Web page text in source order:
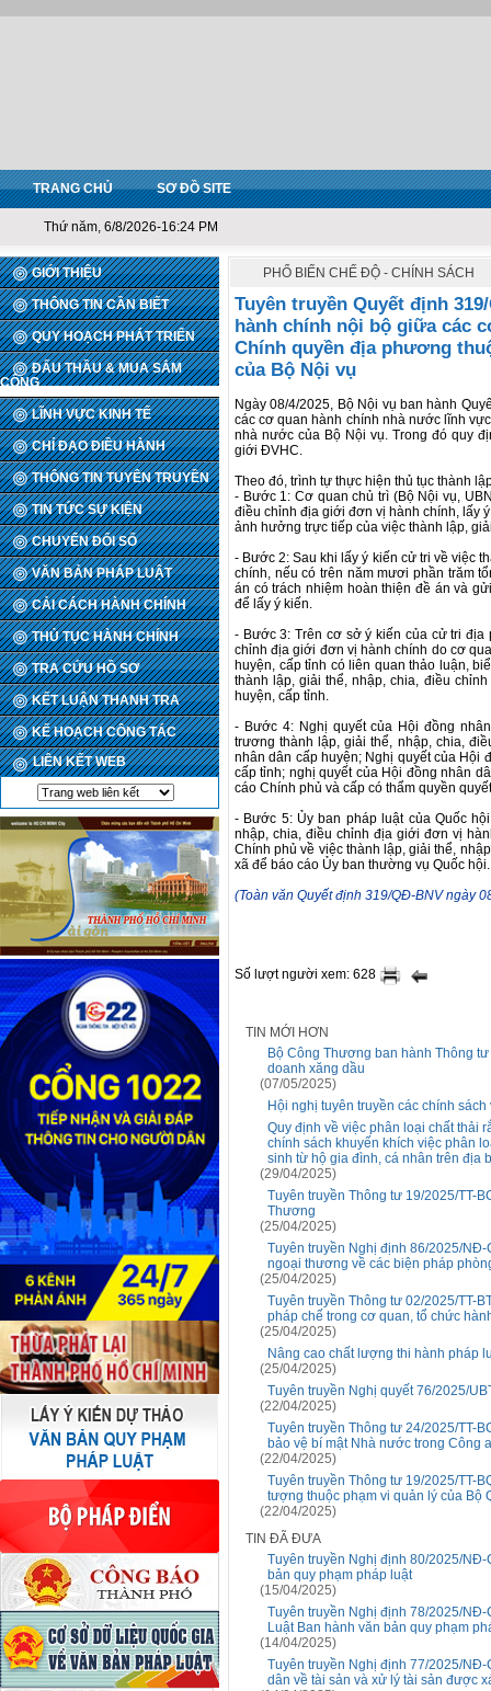
TRANG CHỦ SƠ ĐỒ SITE
Thứ năm, 6/8/2026-16:24 PM
GIỚI THIỆU
THÔNG TIN CẦN BIẾT
QUY HOẠCH PHÁT TRIỂN
ĐẤU THẦU & MUA SẮM
CÔNG
LĨNH VỰC KINH TẾ
CHỈ ĐẠO ĐIỀU HÀNH
THÔNG TIN TUYÊN TRUYỀN
TIN TỨC SỰ KIỆN
CHUYỂN ĐỔI SỐ
VĂN BẢN PHÁP LUẬT
CẢI CÁCH HÀNH CHÍNH
THỦ TỤC HÀNH CHÍNH
TRA CỨU HỒ SƠ
KẾT LUẬN THANH TRA
KẾ HOẠCH CÔNG TÁC
LIÊN KẾT WEB
PHỔ BIẾN CHẾ ĐỘ - CHÍNH SÁCH
Tuyên truyền Quyết định
hành chính nội bộ giữa các
Chính quyền địa phương
của Bộ Nội vụ
Ngày 08/4/2025, Bộ Nội vụ ban hành
các cơ quan hành chính nhà nước lĩnh
nhà nước của Bộ Nội vụ. Trong đó quy
giới ĐVHC.
Theo đó, trình tự thực hiện thủ tục thành
- Bước 1: Cơ quan chủ trì (Bộ Nội vụ,
điều chỉnh địa giới đơn vị hành chính, lấy
ảnh hưởng trực tiếp của việc thành lập,
- Bước 2: Sau khi lấy ý kiến cử tri về việc
chính, nếu có trên năm mươi phần trăm
án có trách nhiệm hoàn thiện đề án và
để lấy ý kiến.
- Bước 3: Trên cơ sở ý kiến của cử tri
chỉnh địa giới đơn vị hành chính do cơ
huyện, cấp tỉnh có liên quan thảo luận,
thành lập, giải thể, nhập, chia, điều
huyện, cấp tỉnh.
- Bước 4: Nghị quyết của Hội đồng
trương thành lập, giải thể, nhập, chia,
nhân dân cấp huyện; Nghị quyết của Hội
cấp tỉnh; nghị quyết của Hội đồng nhân
cáo Chính phủ và cấp có thẩm quyền
- Bước 5: Ủy ban pháp luật của Quốc
nhập, chia, điều chỉnh địa giới đơn vị
Chính phủ về việc thành lập, giải thể,
xã để báo cáo Ủy ban thường vụ Quốc hội.
(Toàn văn Quyết định 319/QĐ-BNV ngày
Số lượt người xem: 628
TIN MỚI HƠN
Bộ Công Thương ban hành Thông
doanh xăng dầu
(07/05/2025)
Hội nghị tuyên truyền các chính
Quy định về việc phân loại chất thải
chính sách khuyến khích việc phân
sinh từ hộ gia đình, cá nhân trên địa
(29/04/2025)
Tuyên truyền Thông tư 19/2025/TT-
Thương
(25/04/2025)
Tuyên truyền Nghị định 86/2025/
ngoại thương về các biện pháp
(25/04/2025)
Tuyên truyền Thông tư 02/2025/TT-
pháp chế trong cơ quan, tổ chức
(25/04/2025)
Nâng cao chất lượng thi hành pháp
(25/04/2025)
Tuyên truyền Nghị quyết 76/2025/
(22/04/2025)
Tuyên truyền Thông tư 24/2025/TT-
bảo vệ bí mật Nhà nước trong Công
(22/04/2025)
Tuyên truyền Thông tư 19/2025/TT-
tượng thuộc phạm vi quản lý của Bộ
(22/04/2025)
TIN ĐÃ ĐƯA
Tuyên truyền Nghị định 80/2025/
bản quy phạm pháp luật
(15/04/2025)
Tuyên truyền Nghị định 78/2025/
Luật Ban hành văn bản quy phạm
(14/04/2025)
Tuyên truyền Nghị định 77/2025/
dân về tài sản và xử lý tài sản được